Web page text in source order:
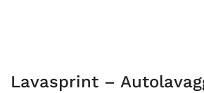
Lavasprint –